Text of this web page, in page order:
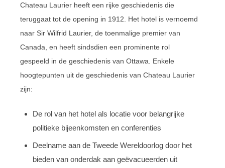
Chateau Laurier heeft een rijke geschiedenis die
teruggaat tot de opening in 1912. Het hotel is vernoemd
naar Sir Wilfrid Laurier, de toenmalige premier van
Canada, en heeft sindsdien een prominente rol
gespeeld in de geschiedenis van Ottawa. Enkele
hoogtepunten uit de geschiedenis van Chateau Laurier
zijn:
De rol van het hotel als locatie voor belangrijke
politieke bijeenkomsten en conferenties
Deelname aan de Tweede Wereldoorlog door het
bieden van onderdak aan geëvacueerden uit